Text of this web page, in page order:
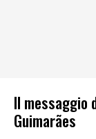
Il messaggio
Guimarães